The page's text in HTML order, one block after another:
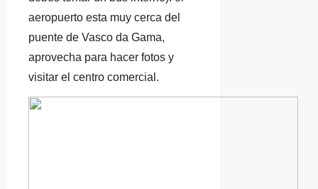
aeropuerto esta muy cerca del
puente de Vasco da Gama,
aprovecha para hacer fotos y
visitar el centro comercial.